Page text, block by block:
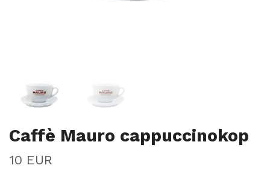
Caffè Mauro cappuccinokop
10 EUR